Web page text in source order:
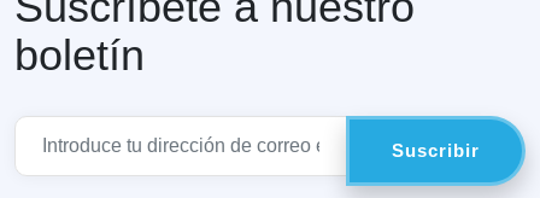
boletín